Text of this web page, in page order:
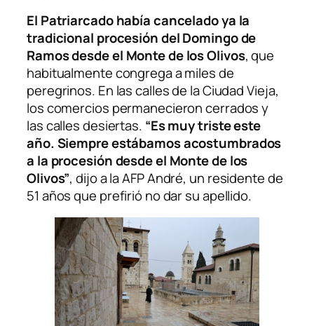
El Patriarcado había cancelado ya la
tradicional procesión del Domingo de
Ramos desde el Monte de los Olivos, que
habitualmente congrega a miles de
peregrinos. En las calles de la Ciudad Vieja,
los comercios permanecieron cerrados y
las calles desiertas. “Es muy triste este
año. Siempre estábamos acostumbrados
a la procesión desde el Monte de los
Olivos”, dijo a laAFPAndré, un residente de
51 años que prefirió no dar su apellido.